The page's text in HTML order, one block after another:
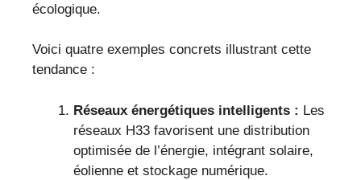
écologique.
Voici quatre exemples concrets illustrant cette
tendance :
Réseaux énergétiques intelligents : Les
réseaux H33 favorisent une distribution
optimisée de l’énergie, intégrant solaire,
éolienne et stockage numérique.